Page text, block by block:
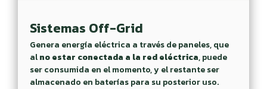
Sistemas Off-Grid
Genera energía eléctrica a través de paneles, que
alno estar conectada a la red eléctrica, puede
ser consumida en el momento, y el restante ser
almacenado en baterías para su posterior uso.